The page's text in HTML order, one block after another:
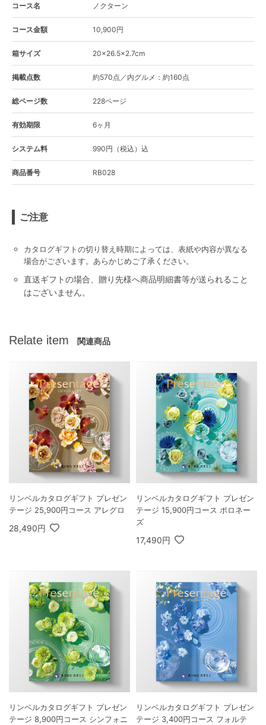
コース名 ノクターン
コース金額 10,900円
箱サイズ 20×26.5×2.7cm
掲載点数 約570点／内グルメ：約160点
総ページ数 228ページ
有効期限 6ヶ月
システム料 990円（税込）込
商品番号 RB028
ご注意
カタログギフトの切り替え時期によっては、表紙や内容が異なる
場合がございます。あらかじめご了承ください。
直送ギフトの場合、贈り先様へ商品明細書等が送られること
はございません。
Relate item 関連商品
リンベルカタログギフト プレゼン
テージ 25,900円コース アレグロ
28,490円
リンベルカタログギフト プレゼン
テージ 15,900円コース ポロネー
ズ
17,490円
リンベルカタログギフト プレゼン
テージ 8,900円コース シンフォニ
リンベルカタログギフト プレゼン
テージ 3,400円コース フォルテ